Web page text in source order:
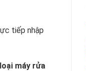
tiếp nhập
máy rửa